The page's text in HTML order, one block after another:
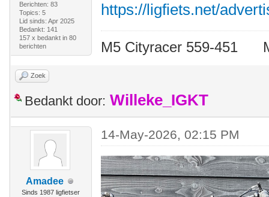
Berichten: 83
Topics: 5
Lid sinds: Apr 2025
Bedankt: 141
157 x bedankt in 80
berichten
https://ligfiets.net/
M5 Cityracer 559-451
Zoek
Bedankt door: Willeke_IGKT
Amadee
Sinds 1987 ligfietser
14-May-2026, 02:15 PM